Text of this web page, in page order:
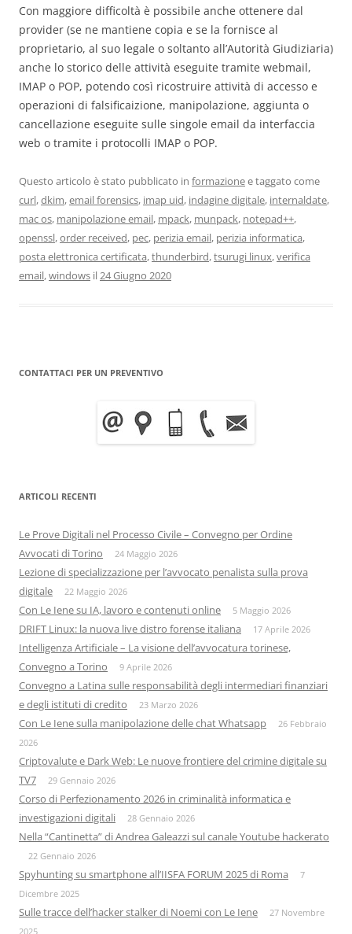
Con maggiore difficoltà è possibile anche ottenere dal
provider (se ne mantiene copia e se la fornisce al
proprietario, al suo legale o soltanto all’Autorità Giudiziaria)
anche lo storico delle attività eseguite tramite webmail,
IMAP o POP, potendo così ricostruire attività di accesso e
operazioni di falsificaizione, manipolazione, aggiunta o
cancellazione eseguite sulle singole email da interfaccia
web o tramite i protocolli IMAP o POP.
Questo articolo è stato pubblicato in formazionee taggato come
curl,dkim,email forensics, imap uid, indagine digitale, internaldate,
mac os, manipolazione email, mpack, munpack, notepad++,
openssl,order received, pec, perizia email, perizia informatica,
posta elettronica certificata,thunderbird,tsurugi linux,verifica
email,windows il24 Giugno 2020
CONTATTACI PER UN PREVENTIVO
ARTICOLI RECENTI
Le Prove Digitali nel Processo Civile – Convegno per Ordine
Avvocati di Torino
24 Maggio 2026
Lezione di specializzazione per l’avvocato penalista sulla prova
digitale
22 Maggio 2026
Con Le Iene su IA, lavoro e contenuti online 5 Maggio 2026
DRIFT Linux: la nuova live distro forense italiana 17 Aprile 2026
Intelligenza Artificiale – La visione dell’avvocatura torinese,
Convegno a Torino
9 Aprile 2026
Convegno a Latina sulle responsabilità degli intermediari finanziari
e degli istituti di credito
23 Marzo 2026
Con Le Iene sulla manipolazione delle chat Whatsapp
26 Febbraio
2026
Criptovalute e Dark Web: Le nuove frontiere del crimine digitale su
TV7
29 Gennaio 2026
Corso di Perfezionamento 2026 in criminalità informatica e
investigazioni digitali
28 Gennaio 2026
Nella “Cantinetta” di Andrea Galeazzi sul canale Youtube hackerato
22 Gennaio 2026
Spyhunting su smartphone all’IISFA FORUM 2025 di Roma
7
Dicembre 2025
Sulle tracce dell’hacker stalker di Noemi con Le Iene
27 Novembre
2025